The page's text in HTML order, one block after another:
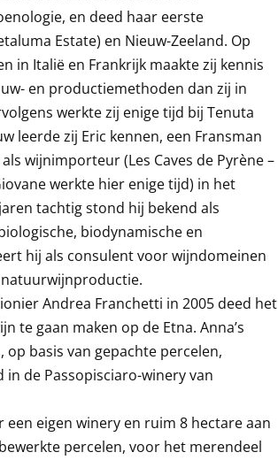
en deed haar eerste
Estate) en Nieuw-Zeeland. Op
in Italië en Frankrijk maakte zij kennis
en productiemethoden dan zij in
werkte zij enige tijd bij Tenuta
leerde zij Eric kennen, een Fransman
wijnimporteur (Les Caves de Pyrène –
werkte hier enige tijd) in het
tachtig stond hij bekend als
biodynamische en
hij als consulent voor wijndomeinen
Andrea Franchetti in 2005 deed het
te gaan maken op de Etna. Anna’s
basis van gepachte percelen,
de Passopisciaro-winery van
een eigen winery en ruim 8 hectare aan
percelen, voor het merendeel